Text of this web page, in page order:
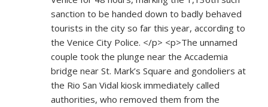
sanction to be handed down to badly behaved
tourists in the city so far this year, according to
the Venice City Police. </p> <p>The unnamed
couple took the plunge near the Accademia
bridge near St. Mark’s Square and gondoliers at
the Rio San Vidal kiosk immediately called
authorities, who removed them from the